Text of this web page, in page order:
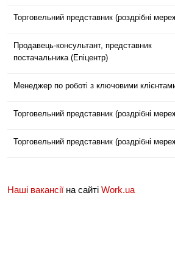
Торговельний представник (роздрібні
Продавець-консультант, представник
постачальника (Епіцентр)
Менеджер по роботі з ключовими
Торговельний представник (роздрібні
Торговельний представник (роздрібні
Наші вакансії на сайті Work.ua